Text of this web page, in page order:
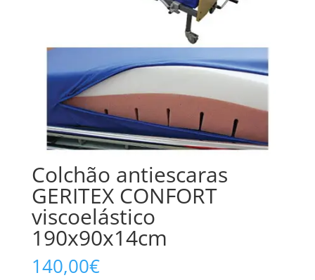
Colchão antiescaras
GERITEX CONFORT
viscoelástico
190x90x14cm
140,00€